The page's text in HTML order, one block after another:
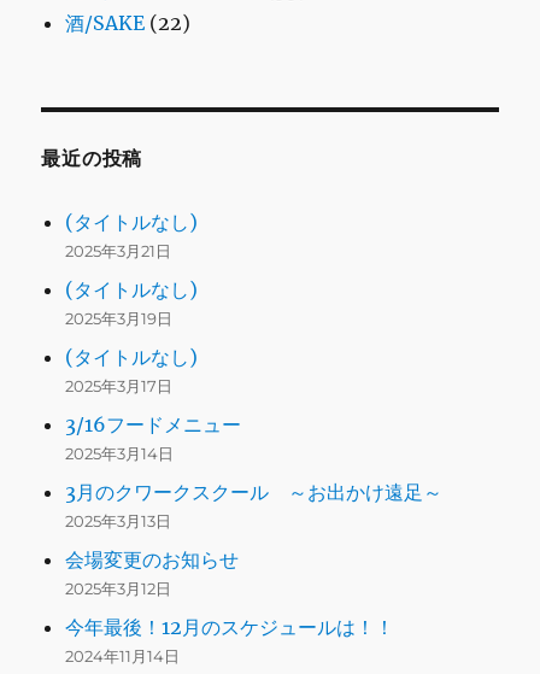
酒/SAKE (22)
最近の投稿
(タイトルなし)
2025年3月21日
(タイトルなし)
2025年3月19日
(タイトルなし)
2025年3月17日
3/16フードメニュー
2025年3月14日
3月のクワークスクール ～お出かけ遠足～
2025年3月13日
会場変更のお知らせ
2025年3月12日
今年最後！12月のスケジュールは！！
2024年11月14日